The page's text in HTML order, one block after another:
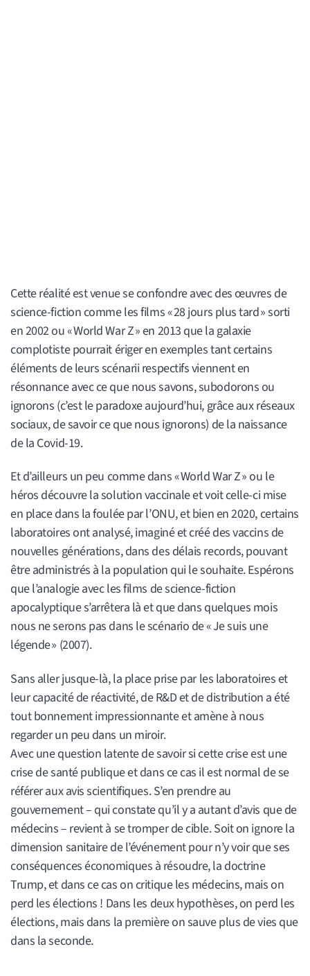
Cette réalité est venue se confondre avec des œuvres de
science-fiction comme les films « 28 jours plus tard » sorti
en 2002 ou « World War Z » en 2013 que la galaxie
complotiste pourrait ériger en exemples tant certains
éléments de leurs scénarii respectifs viennent en
résonnance avec ce que nous savons, subodorons ou
ignorons (c’est le paradoxe aujourd’hui, grâce aux réseaux
sociaux, de savoir ce que nous ignorons) de la naissance
de la Covid-19.
Et d’ailleurs un peu comme dans « World War Z » ou le
héros découvre la solution vaccinale et voit celle-ci mise
en place dans la foulée par l’ONU, et bien en 2020, certains
laboratoires ont analysé, imaginé et créé des vaccins de
nouvelles générations, dans des délais records, pouvant
être administrés à la population qui le souhaite. Espérons
que l’analogie avec les films de science-fiction
apocalyptique s’arrêtera là et que dans quelques mois
nous ne serons pas dans le scénario de « Je suis une
légende » (2007).
Sans aller jusque-là, la place prise par les laboratoires et
leur capacité de réactivité, de R&D et de distribution a été
tout bonnement impressionnante et amène à nous
regarder un peu dans un miroir.
Avec une question latente de savoir si cette crise est une
crise de santé publique et dans ce cas il est normal de se
référer aux avis scientifiques. S’en prendre au
gouvernement – qui constate qu’il y a autant d’avis que de
médecins – revient à se tromper de cible. Soit on ignore la
dimension sanitaire de l’événement pour n’y voir que ses
conséquences économiques à résoudre, la doctrine
Trump, et dans ce cas on critique les médecins, mais on
perd les élections ! Dans les deux hypothèses, on perd les
élections, mais dans la première on sauve plus de vies que
dans la seconde.